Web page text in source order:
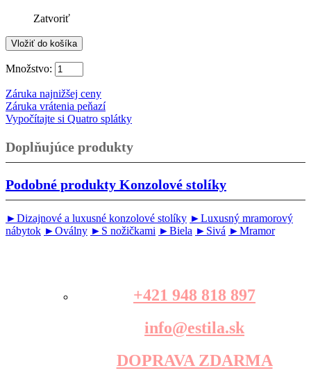
Zatvoriť
Množstvo:
Záruka najnižšej ceny
Záruka vrátenia peňazí
Vypočítajte si Quatro splátky
Doplňujúce produkty
Podobné produkty Konzolové stolíky
►Dizajnové a luxusné konzolové stolíky ►Luxusný mramorový
nábytok ►Oválny ►S nožičkami ►Biela ►Sivá ►Mramor
+421 948 818 897
info@estila.sk
DOPRAVA ZDARMA